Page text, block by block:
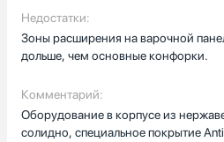
внутри продукты остаются сочными.
Недостатки:
Зоны расширения на варочной
дольше, чем основные конфорки.
Комментарий:
Оборудование в корпусе из
солидно, специальное покрытие